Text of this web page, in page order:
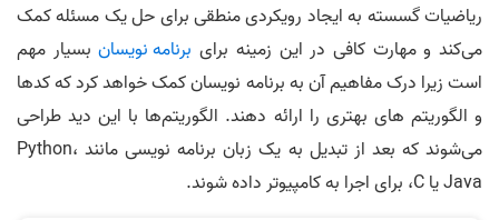
ریاضیات گسسته به ایجاد رویکردی منطقی برای حل یک مسئله کمک
می‌کند و مهارت کافی در این زمینه برای برنامه نویسانبسیار مهم
است زیرا درک مفاهیم آن به برنامه نویسان کمک خواهد کرد که کدها
و الگوریتم های بهتری را ارائه دهند. الگوریتم‌ها با این دید طراحی
می‌شوند که بعد از تبدیل به یک زبان برنامه‌ نویسی مانند Python،
Java یا C، برای اجرا به کامپیوتر داده شوند.